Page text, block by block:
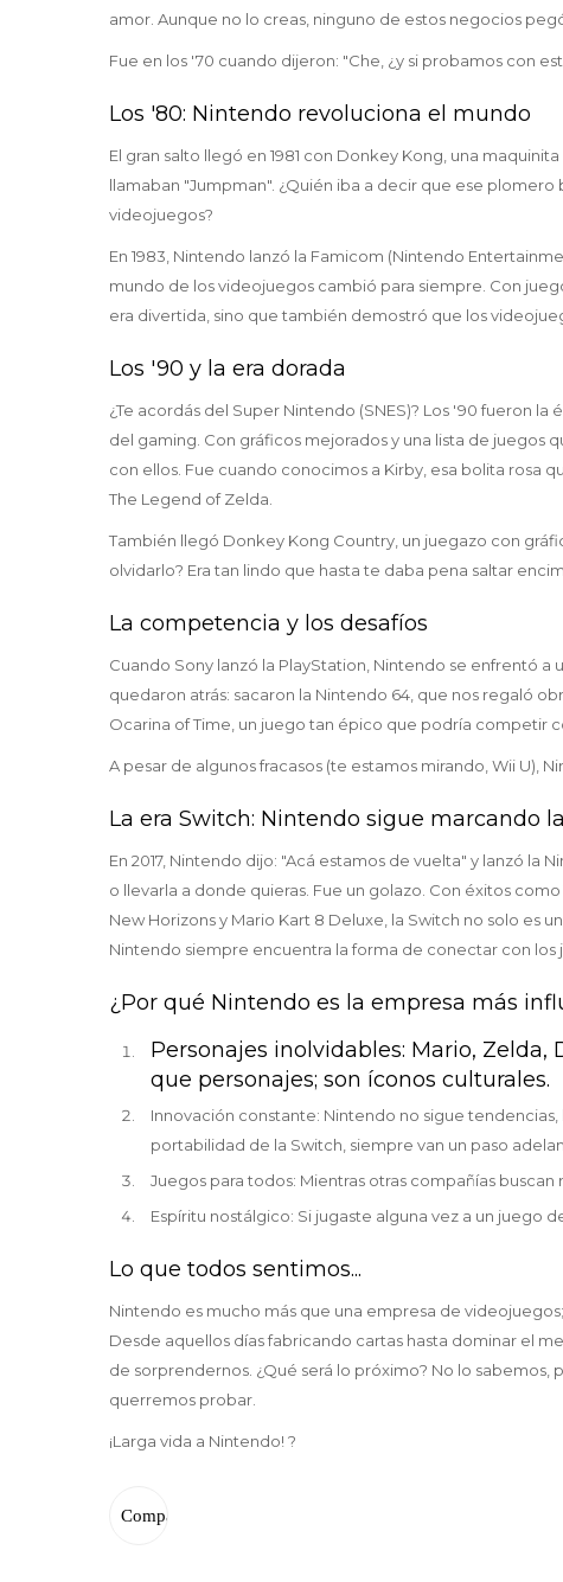
amor. Aunque no lo creas, ninguno de estos negocios
Fue en los '70 cuando dijeron: "Che, ¿y si probamos con
Los '80: Nintendo revoluciona el mundo
El gran salto llegó en 1981 con Donkey Kong, una
llamaban "Jumpman". ¿Quién iba a decir que ese
videojuegos?
En 1983, Nintendo lanzó la Famicom (Nintendo
mundo de los videojuegos cambió para siempre. Con
era divertida, sino que también demostró que los
Los '90 y la era dorada
¿Te acordás del Super Nintendo (SNES)? Los '90 fueron
del gaming. Con gráficos mejorados y una lista de juegos
con ellos. Fue cuando conocimos a Kirby, esa bolita rosa
The Legend of Zelda.
También llegó Donkey Kong Country, un juegazo con
olvidarlo? Era tan lindo que hasta te daba pena saltar
La competencia y los desafíos
Cuando Sony lanzó la PlayStation, Nintendo se enfrentó a
quedaron atrás: sacaron la Nintendo 64, que nos regaló
Ocarina of Time, un juego tan épico que podría competir
A pesar de algunos fracasos (te estamos mirando, Wii U),
La era Switch: Nintendo sigue marcando
En 2017, Nintendo dijo: "Acá estamos de vuelta" y lanzó la
o llevarla a donde quieras. Fue un golazo. Con éxitos
New Horizons y Mario Kart 8 Deluxe, la Switch no solo es
Nintendo siempre encuentra la forma de conectar con los
¿Por qué Nintendo es la empresa más
Personajes inolvidables: Mario,
que personajes; son íconos culturales.
Innovación constante: Nintendo no sigue
portabilidad de la Switch, siempre van un paso
Juegos para todos: Mientras otras compañías
Espíritu nostálgico: Si jugaste alguna vez a un juego
Lo que todos sentimos...
Nintendo es mucho más que una empresa de
Desde aquellos días fabricando cartas hasta dominar el
de sorprendernos. ¿Qué será lo próximo? No lo sabemos,
querremos probar.
¡Larga vida a Nintendo! ?